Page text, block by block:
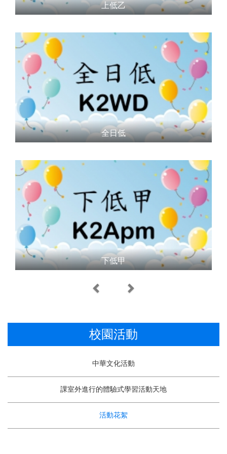
上低乙
全日低
下低甲
PreviousNext
校園活動
中華文化活動
課室外進行的體驗式學習活動天地
活動花絮